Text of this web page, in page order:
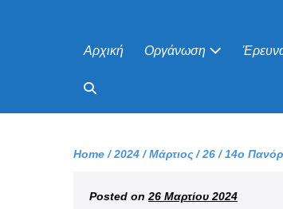
Αρχική Οργάνωση
Home /2024 /Μάρτιος /26 /14ο
Posted on 26 Μαρτίου 2024